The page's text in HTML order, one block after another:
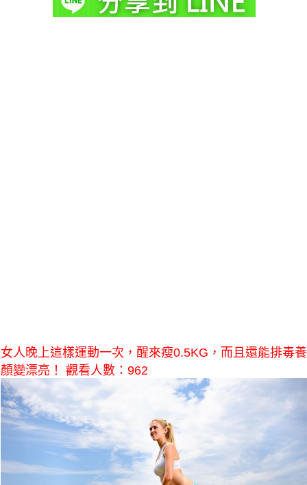
女人晚上這樣運動一次，醒來瘦0.5KG，而且還能排毒養
顏變漂亮！ 觀看人數：962